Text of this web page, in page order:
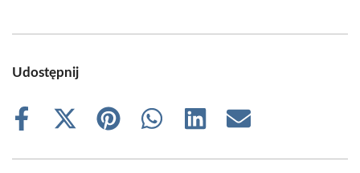
Udostępnij
Share
Share
(Twitter)
Share
Share
Share
Share